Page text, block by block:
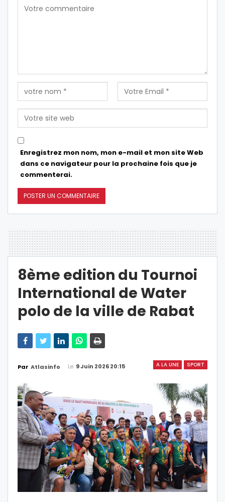
Enregistrez mon nom, mon e-mail et mon site Web
dans ce navigateur pour la prochaine fois que je
commenterai.
8ème edition du Tournoi
International de Water
polo de la ville de Rabat
A LA UNE SPORT
Par Atlasinfo Le 9 Juin 2026 20:15